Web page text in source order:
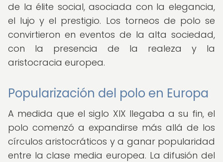
de la élite social, asociada con la elegancia,
el lujo y el prestigio. Los torneos de polo se
convirtieron en eventos de la alta sociedad,
con la presencia de la realeza y la
aristocracia europea.
Popularización del polo en Europa
A medida que el siglo XIX llegaba a su fin, el
polo comenzó a expandirse más allá de los
círculos aristocráticos y a ganar popularidad
entre la clase media europea. La difusión del